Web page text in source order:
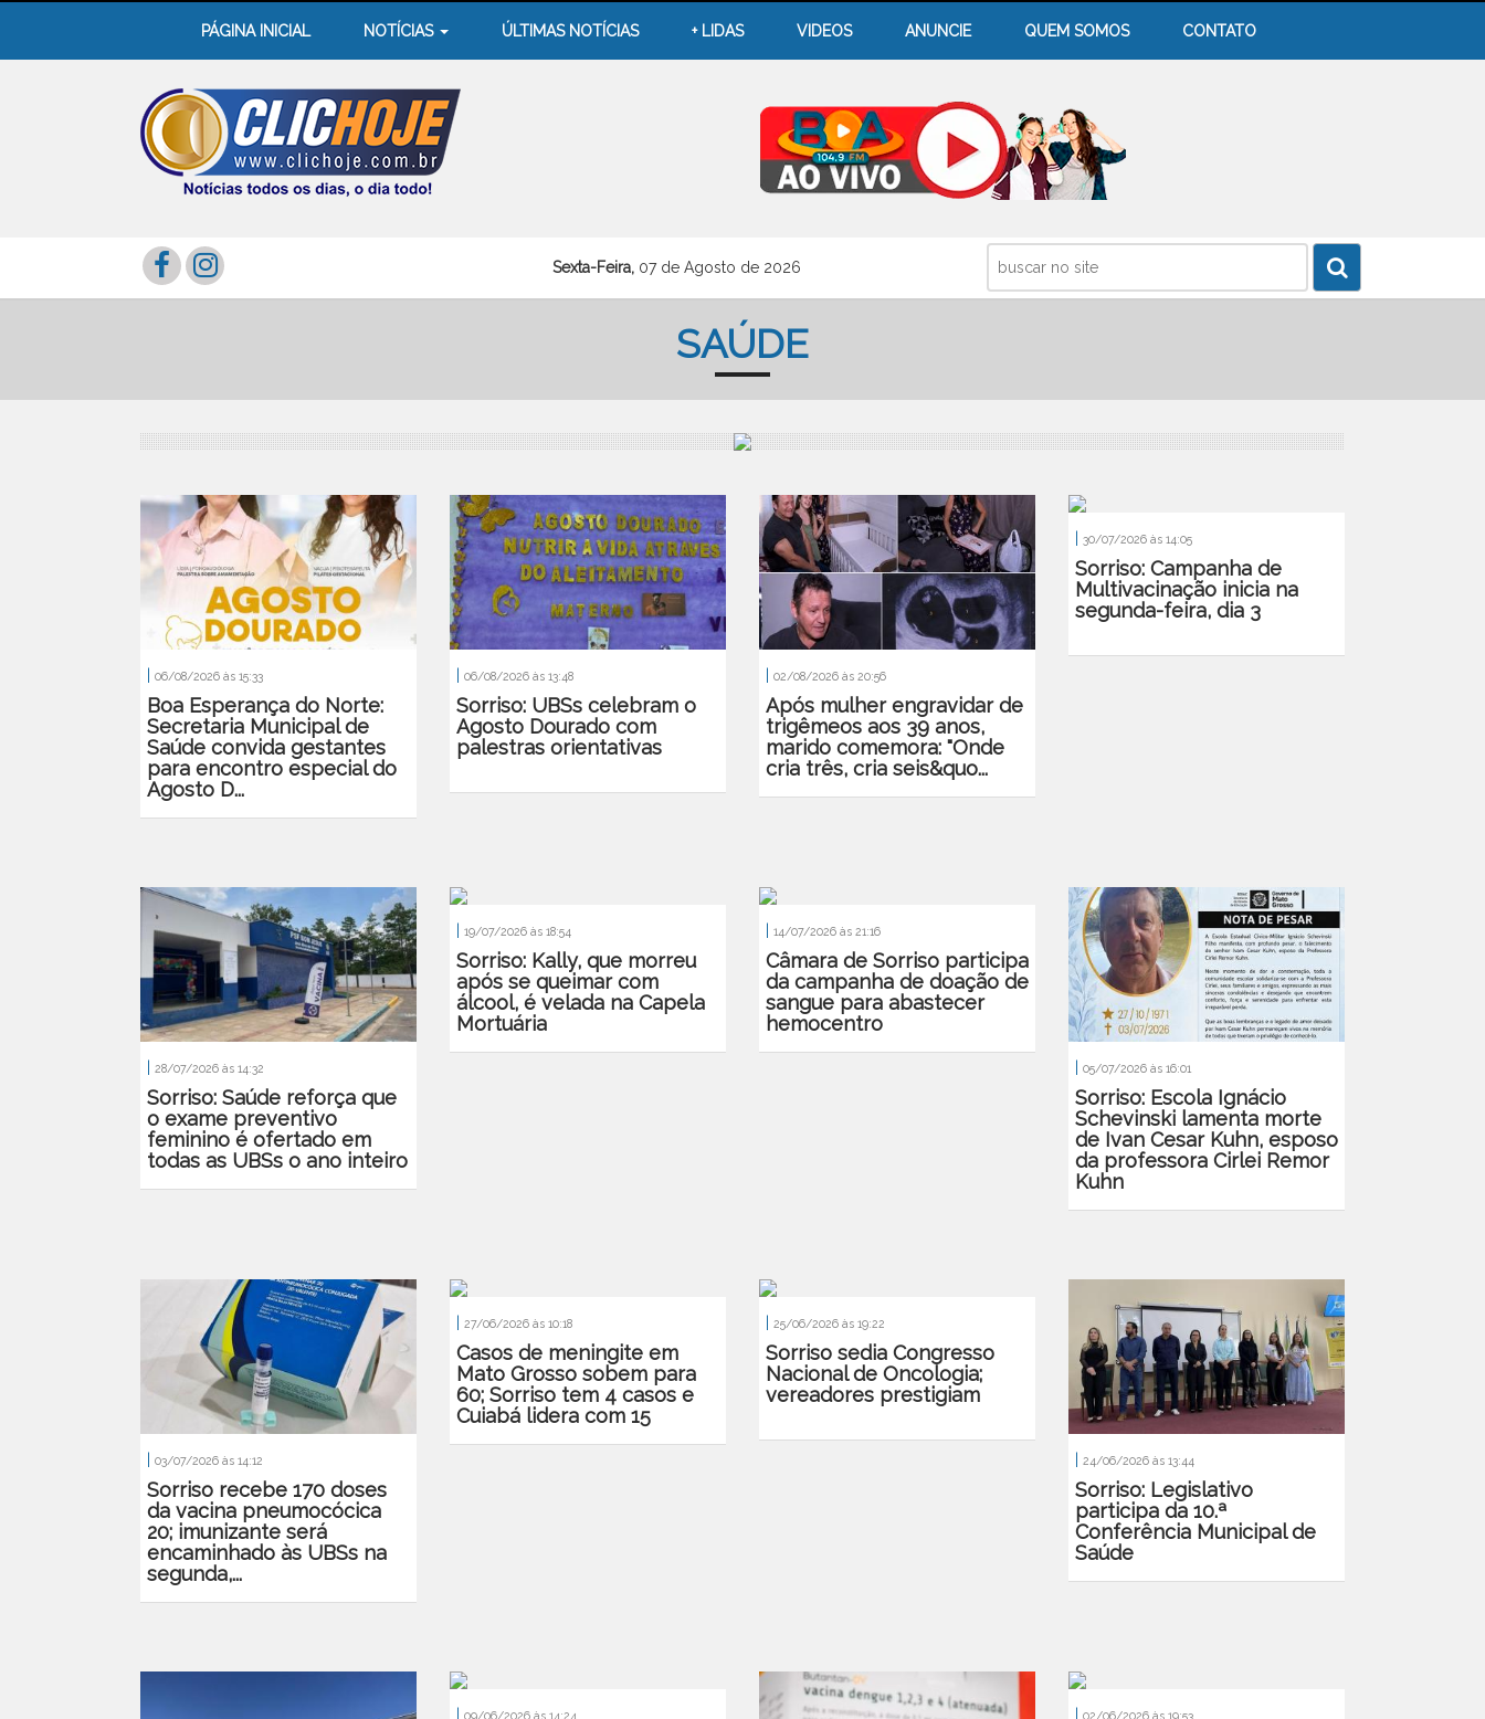
PÁGINA INICIAL NOTÍCIAS ÚLTIMAS NOTÍCIAS + LIDAS VIDEOS ANUNCIE QUEM SOMOS CONTATO
Sexta-Feira, 07 de Agosto de 2026
SAÚDE
06/08/2026 às 15:33
Boa Esperança do Norte:
Secretaria Municipal de
Saúde convida gestantes
para encontro especial do
Agosto D...
06/08/2026 às 13:48
Sorriso: UBSs celebram o
Agosto Dourado com
palestras orientativas
02/08/2026 às 20:56
Após mulher engravidar de
trigêmeos aos 39 anos,
marido comemora: "Onde
cria três, cria seis&quo...
30/07/2026 às 14:05
Sorriso: Campanha de
Multivacinação inicia na
segunda-feira, dia 3
28/07/2026 às 14:32
Sorriso: Saúde reforça que
o exame preventivo
feminino é ofertado em
todas as UBSs o ano inteiro
19/07/2026 às 18:54
Sorriso: Kally, que morreu
após se queimar com
álcool, é velada na Capela
Mortuária
14/07/2026 às 21:16
Câmara de Sorriso participa
da campanha de doação de
sangue para abastecer
hemocentro
05/07/2026 às 16:01
Sorriso: Escola Ignácio
Schevinski lamenta morte
de Ivan Cesar Kuhn, esposo
da professora Cirlei Remor
Kuhn
03/07/2026 às 14:12
Sorriso recebe 170 doses
da vacina pneumocócica
20; imunizante será
encaminhado às UBSs na
segunda,...
27/06/2026 às 10:18
Casos de meningite em
Mato Grosso sobem para
60; Sorriso tem 4 casos e
Cuiabá lidera com 15
25/06/2026 às 19:22
Sorriso sedia Congresso
Nacional de Oncologia;
vereadores prestigiam
24/06/2026 às 13:44
Sorriso: Legislativo
participa da 10.ª
Conferência Municipal de
Saúde
09/06/2026 às 14:24 02/06/2026 às 19:53